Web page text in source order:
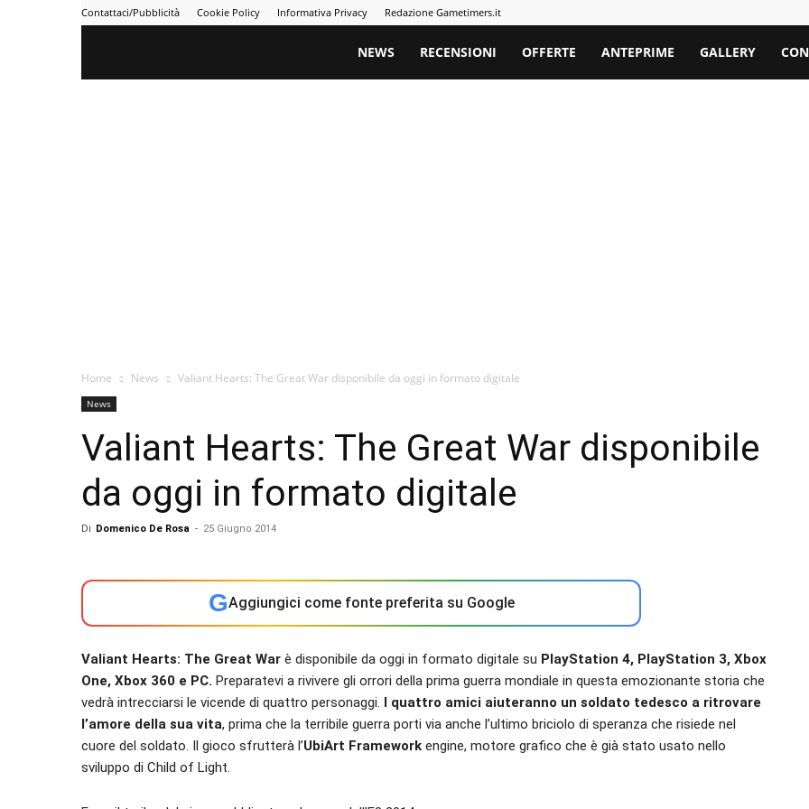
Contattaci/Pubblicità Cookie Policy Informativa Privacy Redazione Gametimers.it
Gametimers
NEWS RECENSIONI OFFERTE ANTEPRIME GALLERY
Home News Valiant Hearts: The Great War disponibile da oggi in formato digitale
News
Valiant Hearts: The Great War disponibile
da oggi in formato digitale
Di Domenico De Rosa - 25 Giugno 2014
GAggiungici come fonte preferita su Google
Valiant Hearts: The Great War è disponibile da oggi in formato digitale su PlayStation 4, PlayStation 3, Xbox
One, Xbox 360 e PC. Preparatevi a rivivere gli orrori della prima guerra mondiale in questa emozionante storia che
vedrà intrecciarsi le vicende di quattro personaggi. I quattro amici aiuteranno un soldato tedesco a ritrovare
l’amore della sua vita, prima che la terribile guerra porti via anche l’ultimo briciolo di speranza che risiede nel
cuore del soldato. Il gioco sfrutterà l’UbiArt Framework engine, motore grafico che è già stato usato nello
sviluppo di Child of Light.